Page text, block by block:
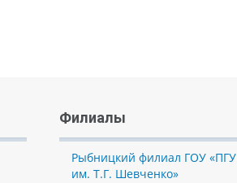
Филиалы
Рыбницкий филиал ГОУ «ПГУ
им. Т.Г. Шевченко»